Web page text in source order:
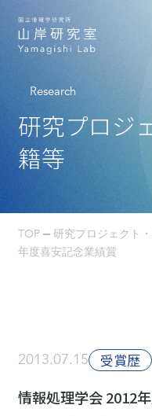
Research
研究プロジ
籍等
TOP 研究プロジェクト
年度喜安記念業績賞
2013.07.15 受賞歴
情報処理学会 2012